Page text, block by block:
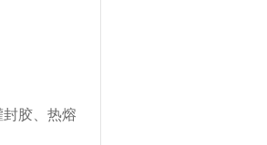
胶、热熔